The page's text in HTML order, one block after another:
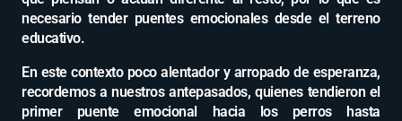
necesario tender puentes emocionales desde el terreno
educativo.
En este contexto poco alentador y arropado de esperanza,
recordemos a nuestros antepasados, quienes tendieron el
primer puente emocional hacia los perros hasta